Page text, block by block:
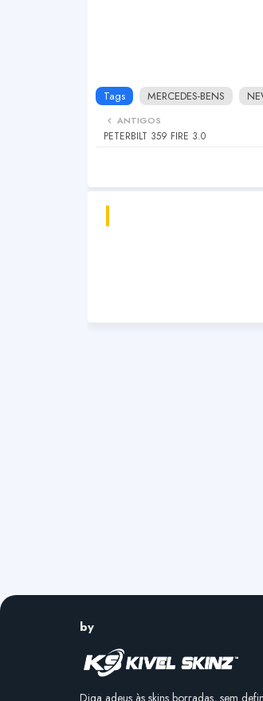
Tags MERCEDES-BENS
ANTIGOS
PETERBILT 359 FIRE 3.0
by